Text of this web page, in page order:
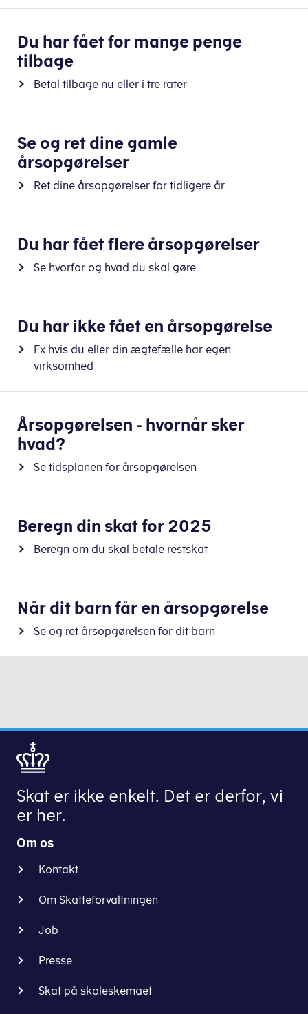
Du har fået for mange penge
tilbage
Betal tilbage nu eller i tre rater
Se og ret dine gamle
årsopgørelser
Ret dine årsopgørelser for tidligere år
Du har fået flere årsopgørelser
Se hvorfor og hvad du skal gøre
Du har ikke fået en årsopgørelse
Fx hvis du eller din ægtefælle har egen
virksomhed
Årsopgørelsen - hvornår sker
hvad?
Se tidsplanen for årsopgørelsen
Beregn din skat for 2025
Beregn om du skal betale restskat
Når dit barn får en årsopgørelse
Se og ret årsopgørelsen for dit barn
Skat er ikke enkelt. Det er derfor, vi
er her.
Om os
Kontakt
Om Skatteforvaltningen
Job
Presse
Skat på skoleskemaet